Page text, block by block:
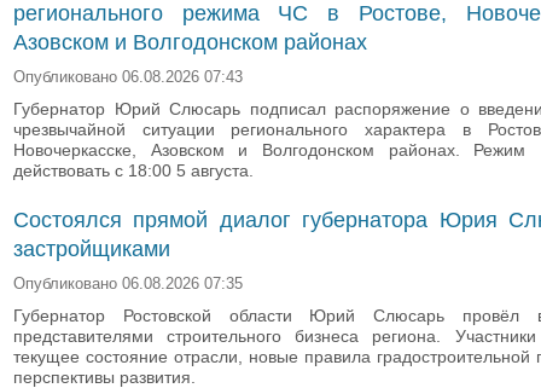
регионального режима ЧС в Ростове,
Азовском и Волгодонском районах
Опубликовано 06.08.2026 07:43
Губернатор Юрий Слюсарь подписал распоряжение о
чрезвычайной ситуации регионального характера в
Новочеркасске, Азовском и Волгодонском районах.
действовать с 18:00 5 августа.
Состоялся прямой диалог губернатора Юрия
застройщиками
Опубликовано 06.08.2026 07:35
Губернатор Ростовской области Юрий Слюсарь провёл
представителями строительного бизнеса региона.
текущее состояние отрасли, новые правила градостроительной
перспективы развития.